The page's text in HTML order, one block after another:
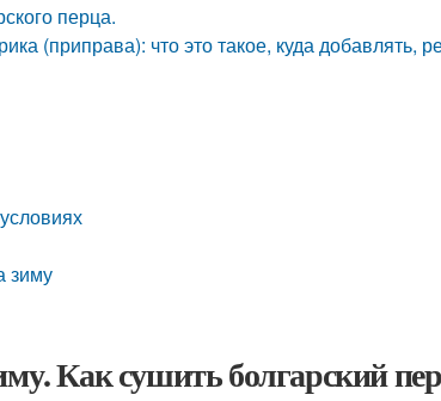
перца.
(приправа): что это такое, куда добавлять,
зиму
Как сушить болгарский